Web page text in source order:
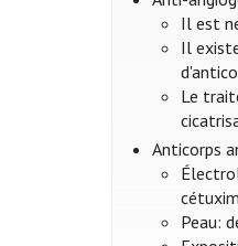
Il est
Il
Le
Anticorps
Peau: